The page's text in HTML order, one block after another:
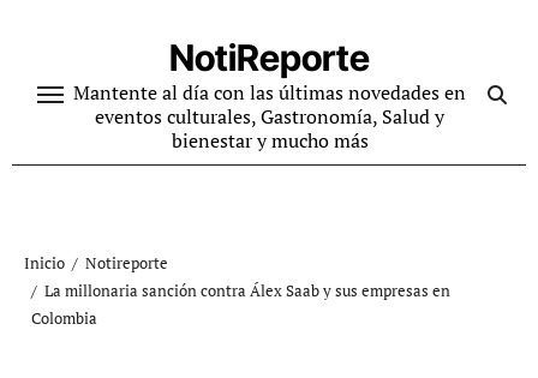
contenido
NotiReporte
Mantente al día con las últimas novedades en
eventos culturales, Gastronomía, Salud y
bienestar y mucho más
Inicio
Notireporte
La millonaria sanción contra Álex Saab y sus empresas en
Colombia